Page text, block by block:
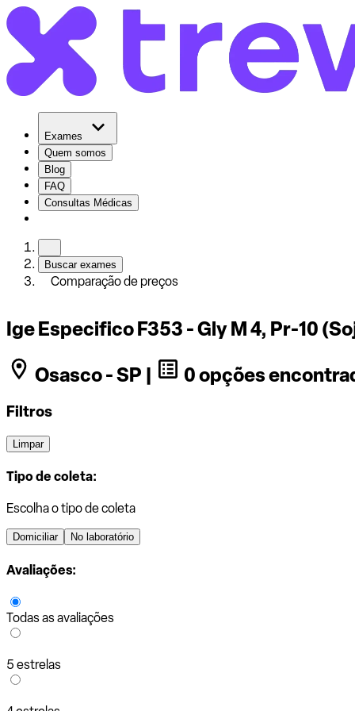
Exames
Quem somos
Blog
FAQ
Consultas Médicas
Buscar exames
Comparação de preços
Ige Especifico F353 - Gly M 4, Pr-10
Osasco - SP |
0 opções
Filtros
Limpar
Tipo de coleta:
Escolha o tipo de coleta
Domiciliar No laboratório
Avaliações:
Todas as avaliações
5 estrelas